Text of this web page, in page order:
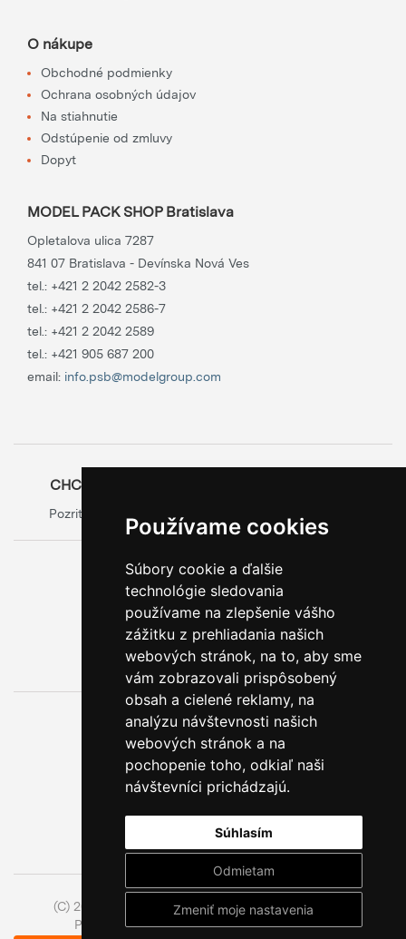
Používame cookies
Súbory cookie a ďalšie
technológie sledovania
používame na zlepšenie vášho
zážitku z prehliadania našich
webových stránok, na to, aby sme
vám zobrazovali prispôsobený
obsah a cielené reklamy, na
analýzu návštevnosti našich
webových stránok a na
pochopenie toho, odkiaľ naši
návštevníci prichádzajú.
Súhlasím
Odmietam
Zmeniť moje nastavenia
O nákupe
Obchodné podmienky
Ochrana osobných údajov
Na stiahnutie
Odstúpenie od zmluvy
Dopyt
MODEL PACK SHOP Bratislava
Opletalova ulica 7287
841 07 Bratislava - Devínska Nová Ves
tel.: +421 2 2042 2582-3
tel.: +421 2 2042 2586-7
tel.: +421 2 2042 2589
tel.: +421 905 687 200
email: info.psb@modelgroup.com
CHCETE SA O OBALOCH DOZVEDIEŤ VIAC?
Pozrite si oficiálny web výrobcu obalov
0800 888 123
BEZPLATNÁ INFOLINKA
(C) 2014 - 2026 Model Obaly a.s., ISSA CZECH s.r.o.
Prejsť na českú pobočku Model Pack Shop